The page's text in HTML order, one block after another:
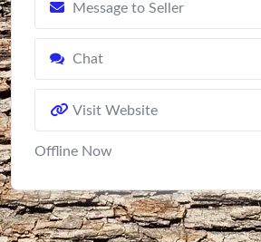
Message to Seller
Chat
Visit Website
Offline Now